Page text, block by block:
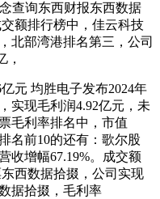
查询东西财报东西数据
额排行榜中，佳云科技
北部湾港排名第三，公司
，
元 均胜电子发布2024年
实现毛利润4.92亿元，未
毛利率排名中，市值
名前10的还有：歌尔股
收增幅67.19%。成交额
西数据拾掇，公司实现
据拾掇，毛利率